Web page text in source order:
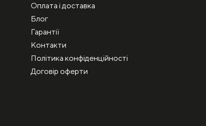
Оплата і доставка
Блог
Гарантії
Контакти
Політика конфіденційності
Договір оферти